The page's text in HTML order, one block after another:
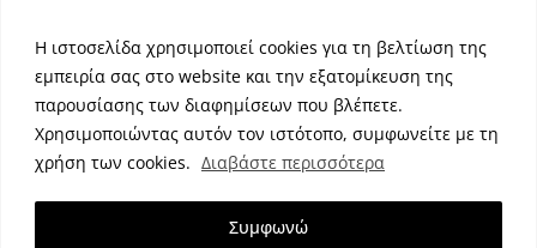
Η ιστοσελίδα χρησιμοποιεί cookies για τη βελτίωση της
εμπειρία σας στο website και την εξατομίκευση της
παρουσίασης των διαφημίσεων που βλέπετε.
Χρησιμοποιώντας αυτόν τον ιστότοπο, συμφωνείτε με τη
χρήση των cookies. Διαβάστε περισσότερα
Συμφωνώ
Πνευματικά Δικαιώματα © 2026NemeaPress. Τα πνευματικά
δικαιώματα προστατεύονται.
Θέμα:ColorMagαπό ThemeGrill. Κατασκευασμένο με
WordPress